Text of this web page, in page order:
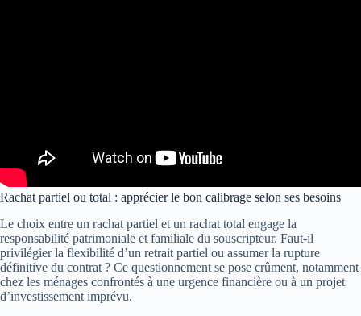
Rachat partiel ou total : apprécier le bon calibrage selon ses besoins
Le choix entre un rachat partiel et un rachat total engage la
responsabilité patrimoniale et familiale du souscripteur. Faut-il
privilégier la flexibilité d’un retrait partiel ou assumer la rupture
définitive du contrat ? Ce questionnement se pose crûment, notamment
chez les ménages confrontés à une urgence financière ou à un projet
d’investissement imprévu.